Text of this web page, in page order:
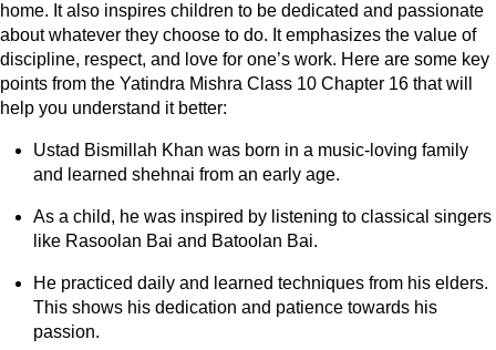
home. It also inspires children to be dedicated and passionate
about whatever they choose to do. It emphasizes the value of
discipline, respect, and love for one’s work. Here are some key
points from the Yatindra Mishra Class 10 Chapter 16 that will
help you understand it better:
Ustad Bismillah Khan was born in a music-loving family
and learned shehnai from an early age.
As a child, he was inspired by listening to classical singers
like Rasoolan Bai and Batoolan Bai.
He practiced daily and learned techniques from his elders.
This shows his dedication and patience towards his
passion.